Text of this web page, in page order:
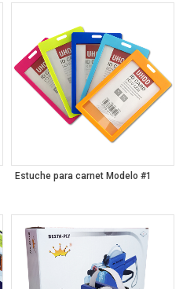
Estuche para carnet Modelo #1